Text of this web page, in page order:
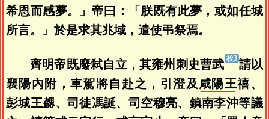
希恩而感夢。」帝曰：「朕既有此夢，或如任城
所言。」於是求其兆域，遣使弔祭焉。
齊明帝既廢弒自立，其雍州刺史曹武
請以
襄陽內附，車駕將自赴之，引澄及 咸陽王禧、
彭城王勰、司徒馮誕、司空穆亮、鎮南李沖等議